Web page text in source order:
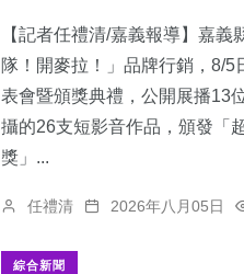
【記者任禮清/嘉義報導】嘉
隊！開麥拉！」品牌行銷，8/5
表會暨頒獎典禮，公開展播13
攝的26支短影音作品，頒發「
獎」...
任禮清 2026年八月05日
綜合新聞